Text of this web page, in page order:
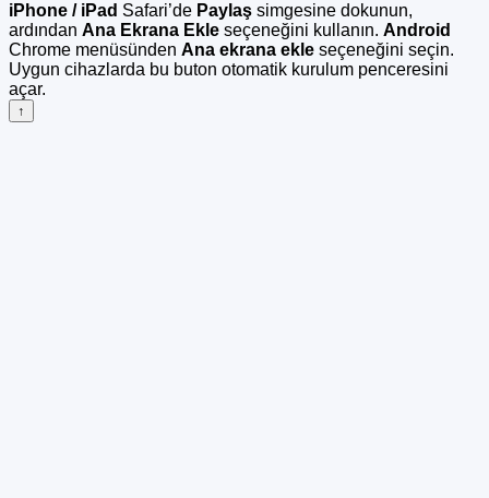
iPhone / iPad Safari’de Paylaş simgesine dokunun,
ardından Ana Ekrana Ekle seçeneğini kullanın. Android
Chrome menüsünden Ana ekrana ekle seçeneğini seçin.
Uygun cihazlarda bu buton otomatik kurulum penceresini
açar.
↑